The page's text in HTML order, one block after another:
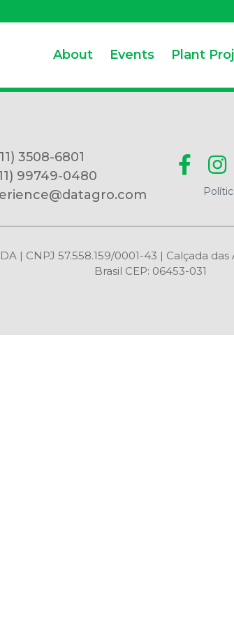
About Events Plant
3508-6801
99749-0480
| CNPJ 57.558.159/0001-43 | Calçada
Brasil CEP: 06453-031